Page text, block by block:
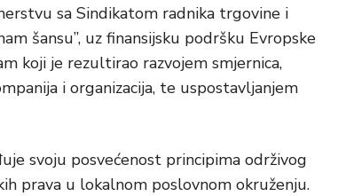
sa Sindikatom radnika trgovine i
šansu”, uz finansijsku podršku Evropske
koji je rezultirao razvojem smjernica,
i organizacija, te uspostavljanjem
svoju posvećenost principima održivog
prava u lokalnom poslovnom okruženju.